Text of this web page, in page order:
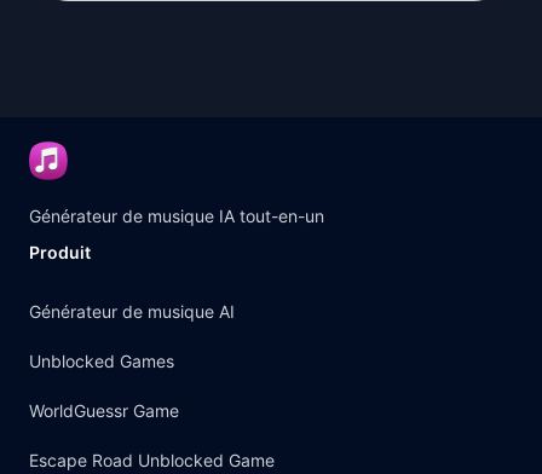
Générateur de musique IA tout-en-un
Produit
Générateur de musique AI
Unblocked Games
WorldGuessr Game
Escape Road Unblocked Game